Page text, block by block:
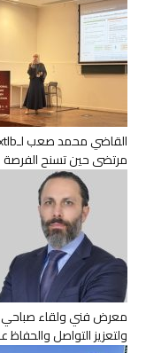
مرتضى حين تسنح الفرصة
معرض فني ولقاء
ولتعزيز التواصل والحفاظ